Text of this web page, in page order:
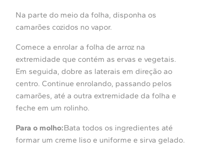
Na parte do meio da folha, disponha os
camarões cozidos no vapor.
Comece a enrolar a folha de arroz na
extremidade que contém as ervas e vegetais.
Em seguida, dobre as laterais em direção ao
centro. Continue enrolando, passando pelos
camarões, até a outra extremidade da folha e
feche em um rolinho.
Para o molho:Bata todos os ingredientes até
formar um creme liso e uniforme e sirva gelado.